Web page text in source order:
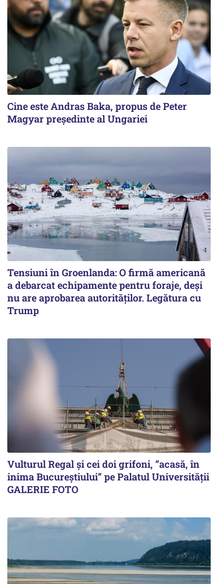
Cine este Andras Baka, propus de Peter
Magyar președinte al Ungariei
Tensiuni în Groenlanda: O firmă americană
a debarcat echipamente pentru foraje, deși
nu are aprobarea autorităților. Legătura cu
Trump
Vulturul Regal și cei doi grifoni, ”acasă, în
inima Bucureștiului” pe Palatul Universității
GALERIE FOTO